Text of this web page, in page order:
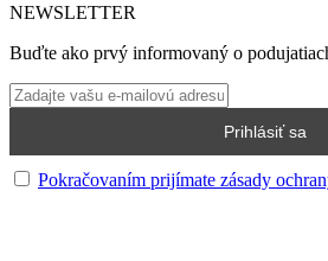
NEWSLETTER
Buďte ako prvý informovaný o
Pokračovaním prijímate zásady